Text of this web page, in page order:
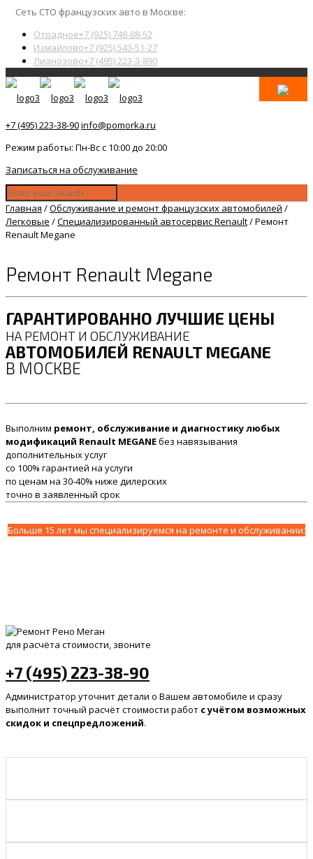
Сеть СТО французских авто в Москве:
Отрадное+7 (925) 748-88-52
Измайлово+7 (925) 543-51-27
Лианозово+7 (495) 223-3-890
+7 (495) 223-38-90info@pomorka.ru
Режим работы: Пн-Вс с 10:00 до 20:00
Записаться на обслуживание
Главная /Обслуживание и ремонт французских автомобилей /
Легковые /Специализированный автосервис Renault/Ремонт
Renault Megane
Ремонт Renault Megane
ГАРАНТИРОВАННО ЛУЧШИЕ ЦЕНЫ
НА РЕМОНТ И ОБСЛУЖИВАНИЕ
АВТОМОБИЛЕЙ RENAULT MEGANE
В МОСКВЕ
Выполним ремонт, обслуживание и диагностику любых
модификаций Renault MEGANEбез навязывания
дополнительных услуг
со 100% гарантией на услуги
по ценам на 30-40% ниже дилерских
точно в заявленный срок
Больше 15 лет мы специализируемся на ремонте и обслуживании:
для расчёта стоимости, звоните
+7 (495) 223-38-90
Администратор уточнит детали о Вашем автомобиле и сразу
выполнит точный расчёт стоимости работ с учётом возможных
скидок и спецпредложений.